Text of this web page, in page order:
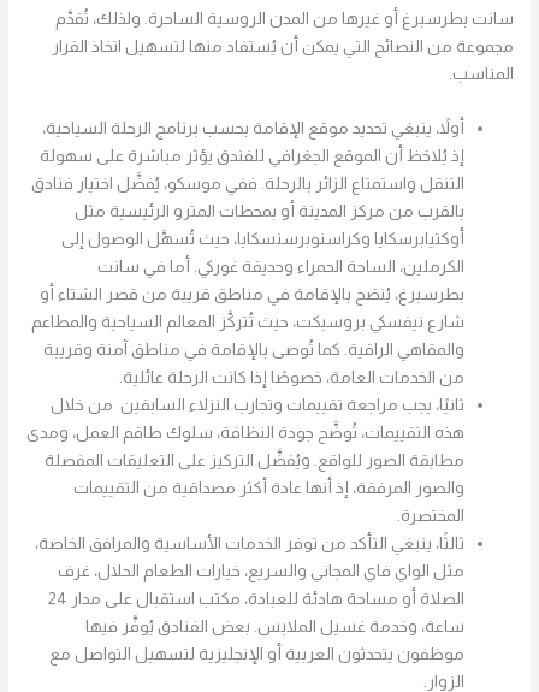
سانت بطرسبرغ أو غيرها من المدن الروسية الساحرة. ولذلك، تُقدَّم
مجموعة من النصائح التي يمكن أن يُستفاد منها لتسهيل اتخاذ القرار
المناسب.
أولاً، ينبغي تحديد موقع الإقامة بحسب برنامج الرحلة السياحية،
إذ يُلاحَظ أن الموقع الجغرافي للفندق يؤثر مباشرة على سهولة
التنقل واستمتاع الزائر بالرحلة. ففي موسكو، يُفضَّل اختيار فنادق
بالقرب من مركز المدينة أو بمحطات المترو الرئيسية مثل
أوكتيابرسكايا وكراسنوبرسنسكايا، حيث تُسهَّل الوصول إلى
الكرملين، الساحة الحمراء وحديقة غوركي. أما في سانت
بطرسبرغ، يُنصَح بالإقامة في مناطق قريبة من قصر الشتاء أو
شارع نيفسكي بروسبكت، حيث تُتركَّز المعالم السياحية والمطاعم
والمقاهي الراقية. كما تُوصى بالإقامة في مناطق آمنة وقريبة
من الخدمات العامة، خصوصًا إذا كانت الرحلة عائلية.
ثانيًا، يجب مراجعة تقييمات وتجارب النزلاء السابقين من خلال
هذه التقييمات، تُوضَّح جودة النظافة، سلوك طاقم العمل، ومدى
مطابقة الصور للواقع. ويُفضَّل التركيز على التعليقات المفصلة
والصور المرفقة، إذ أنها عادة أكثر مصداقية من التقييمات
المختصرة.
ثالثًا، ينبغي التأكد من توفر الخدمات الأساسية والمرافق الخاصة،
مثل الواي فاي المجاني والسريع، خيارات الطعام الحلال، غرف
الصلاة أو مساحة هادئة للعبادة، مكتب استقبال على مدار 24
ساعة، وخدمة غسيل الملابس. بعض الفنادق يُوفَّر فيها
موظفون يتحدثون العربية أو الإنجليزية لتسهيل التواصل مع
الزوار.